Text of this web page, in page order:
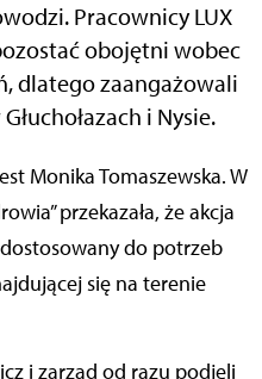
Pracownicy LUX
obojętni wobec
dlatego zaangażowali
i Nysie.
przekazała, że akcja
do potrzeb
się na terenie
i zarząd od razu podjęli